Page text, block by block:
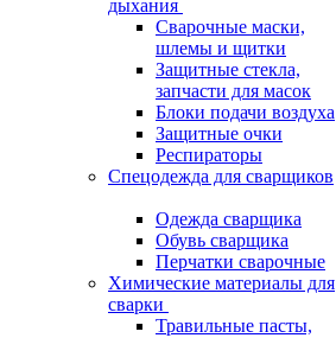
дыхания
Сварочные маски,
шлемы и щитки
Защитные стекла,
запчасти для масок
Блоки подачи воздуха
Защитные очки
Респираторы
Спецодежда для сварщиков
Одежда сварщика
Обувь сварщика
Перчатки сварочные
Химические материалы для
сварки
Травильные пасты,